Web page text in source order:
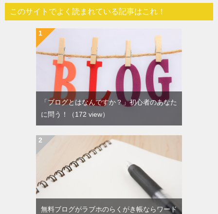
このサイトでよく読まれている記事はこれ！
「ブログとはなんですか？」初心者のあなた
に問う！
（172 view）
無料ブログがラブホのらくがき帳ならワード